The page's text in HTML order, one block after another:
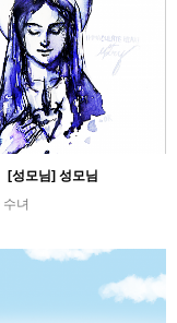
[성모님] 성모님
녀